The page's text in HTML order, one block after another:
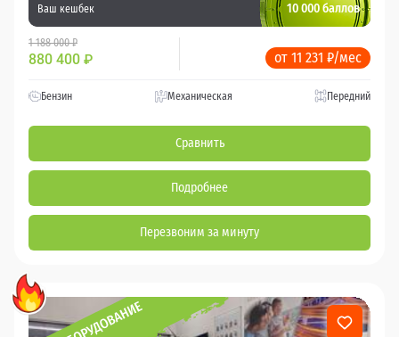
Ваш кешбек 10 000 баллов
1 188 000 ₽
880 400 ₽ от 11 231 ₽/мес
Бензин Механическая Передний
Сравнить
Подробнее
Перезвоним за минуту